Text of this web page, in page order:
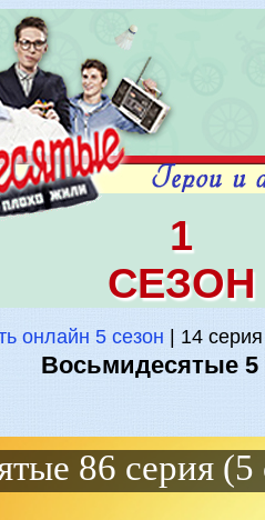
1
СЕЗОН
онлайн 5 сезон | 14 серия
Восьмидесятые 5
86 серия (5